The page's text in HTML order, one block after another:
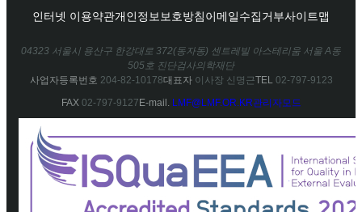
인터넷 이용약관개인정보보호방침이메일수집거부사이트맵
04323 서울시 용산구 한강대로 372(동자동) 센트레빌 아스테리움 서울 A동
505호 진단검사의학재단
사업자등록번호 204-82-10178대표자이사장 신명근TEL 02-797-9123
FAX 02-797-9127E-mail. LMF@LMF.OR.KR관리자모드